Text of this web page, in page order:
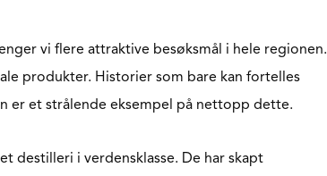
vi flere attraktive besøksmål i hele regionen.
produkter. Historier som bare kan fortelles
er et strålende eksempel på nettopp dette.
destilleri i verdensklasse. De har skapt